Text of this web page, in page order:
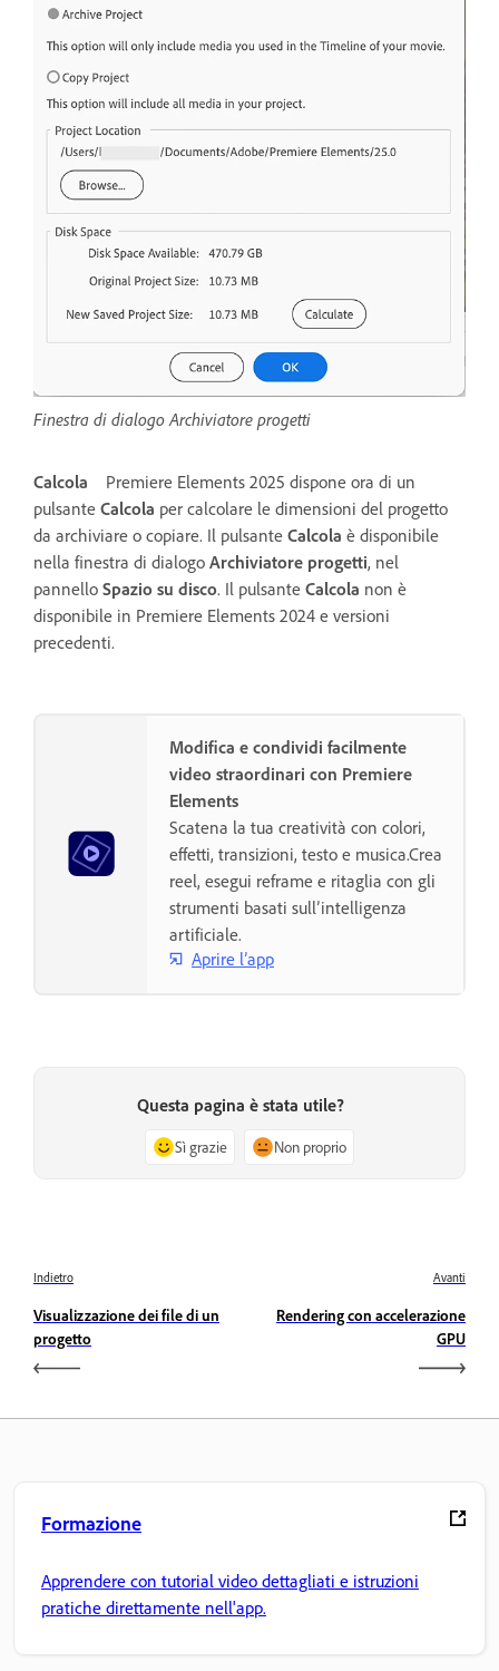
Finestra di dialogo Archiviatore progetti
Calcola
Premiere Elements 2025 dispone ora di un
pulsante Calcola per calcolare le dimensioni del progetto
da archiviare o copiare. Il pulsante Calcola è disponibile
nella finestra di dialogo Archiviatore progetti, nel
pannello Spazio su disco. Il pulsante Calcola non è
disponibile in Premiere Elements 2024 e versioni
precedenti.
Modifica e condividi facilmente
video straordinari con Premiere
Elements
Scatena la tua creatività con colori,
effetti, transizioni, testo e musica.Crea
reel, esegui reframe e ritaglia con gli
strumenti basati sull’intelligenza
artificiale.
Aprire l’app
Questa pagina è stata utile?
Sì grazie Non proprio
Indietro
Visualizzazione dei file di un
progetto
Avanti
Rendering con accelerazione
GPU
Formazione
Apprendere con tutorial video dettagliati e istruzioni
pratiche direttamente nell'app.